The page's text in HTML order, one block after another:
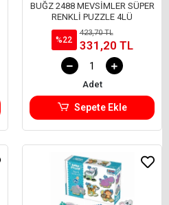
BUĞZ 2488 MEVSİMLER SÜPER
RENKLİ PUZZLE 4LÜ
%22
423,70 TL
331,20 TL
Adet
Sepete Ekle